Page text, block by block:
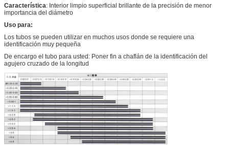
Característica: Interior limpio superficial brillante de la precisión de menor
importancia del diámetro
Uso para:
Los tubos se pueden utilizar en muchos usos donde se requiere una
identificación muy pequeña
De encargo el tubo para usted: Poner fin a chaflán de la identificación del
agujero cruzado de la longitud